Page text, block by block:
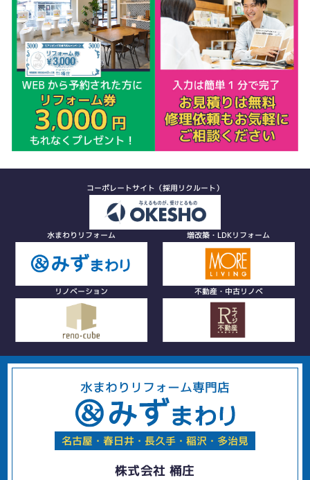
コーポレートサイト（採用リクルート）
水まわりリフォーム 増改築・LDKリフォーム
リノベーション 不動産・中古リノベ
水まわりリフォーム専門店
名古屋・春日井・長久手・稲沢・多治見
株式会社 桶庄